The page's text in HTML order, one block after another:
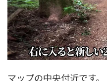
マップの中央付近です。